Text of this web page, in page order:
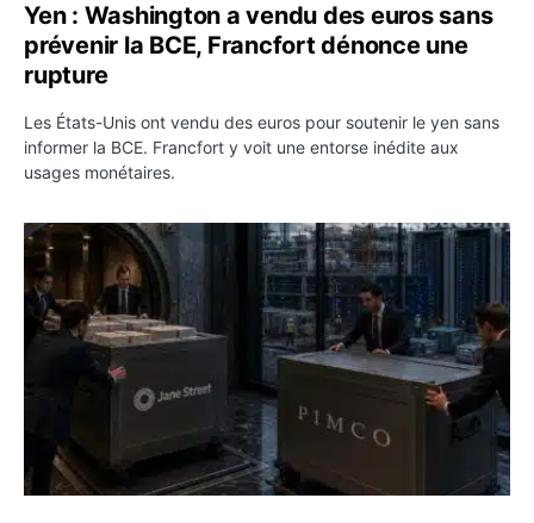
Yen : Washington a vendu des euros sans
prévenir la BCE, Francfort dénonce une
rupture
Les États-Unis ont vendu des euros pour soutenir le yen sans
informer la BCE. Francfort y voit une entorse inédite aux
usages monétaires.
Jane Street négocie le transfert de 11 milliards de